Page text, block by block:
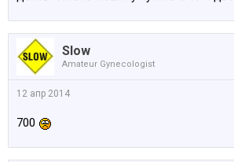
Slow
Amateur Gynecologist
12 апр 2014
700